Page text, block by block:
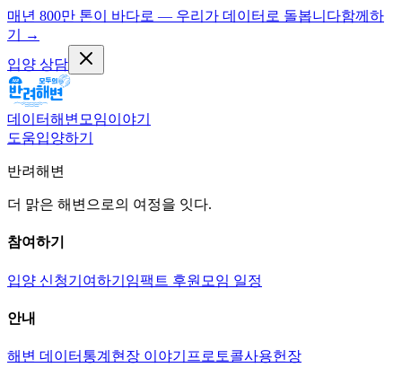
매년 800만 톤이 바다로 — 우리가 데이터로 돌봅니다함께하
기
→
입양 상담
데이터해변 모임이야기
도움입양하기
반려해변
더 맑은 해변으로의 여정을 잇다.
참여하기
입양 신청기여하기 임팩트 후원 모임 일정
안내
해변 데이터 통계 현장 이야기 프로토콜사용헌장